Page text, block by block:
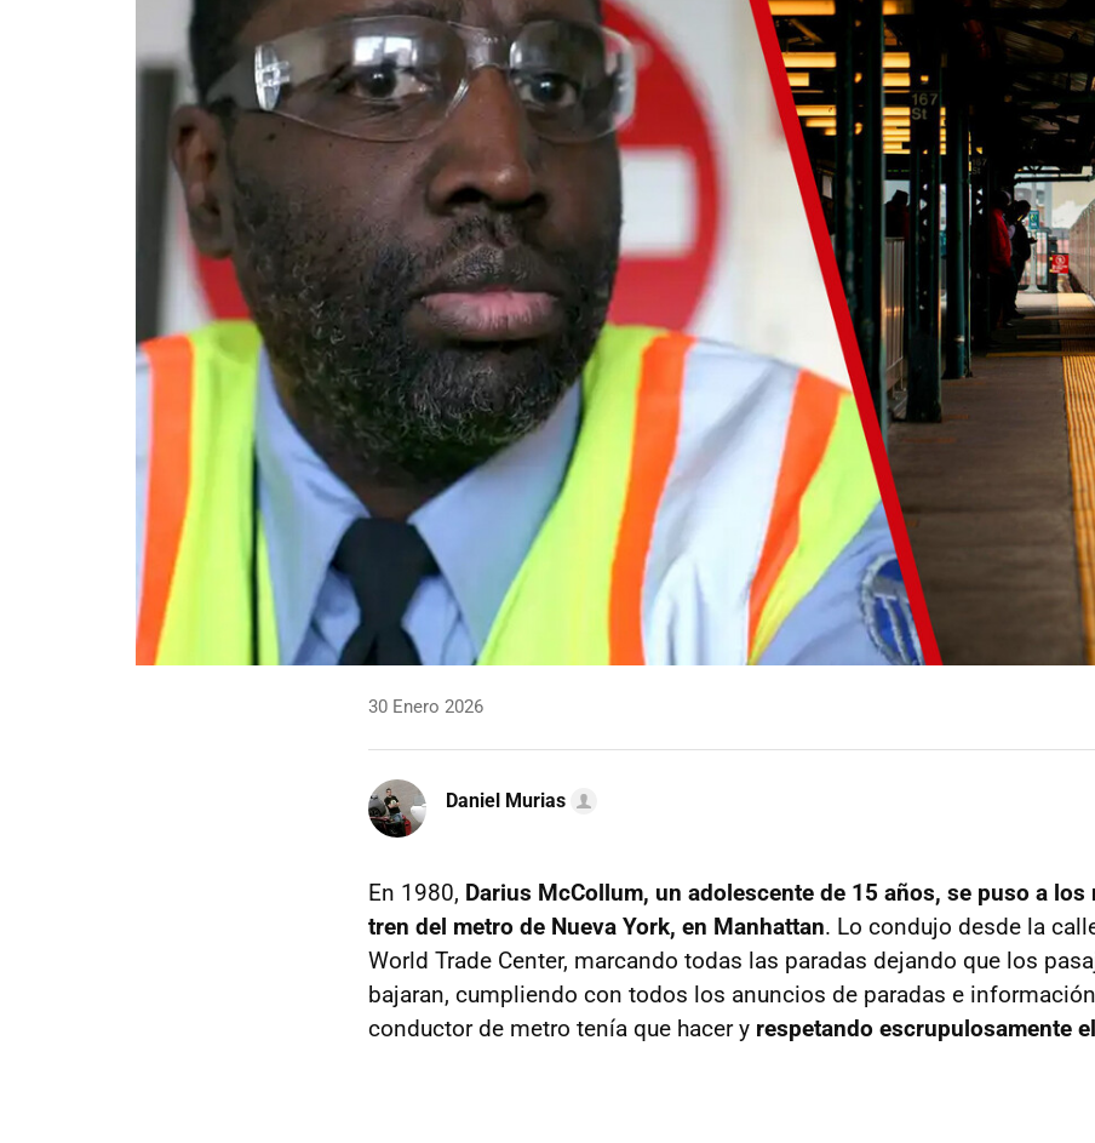
30 Enero 2026
Daniel Murias
En 1980, Darius McCollum, un adolescente de 15 años, se puso a los
tren del metro de Nueva York, en Manhattan. Lo condujo desde la
World Trade Center, marcando todas las paradas dejando que los
bajaran, cumpliendo con todos los anuncios de paradas e
conductor de metro tenía que hacer y respetando escrupulosamente